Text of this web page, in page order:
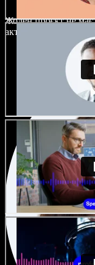
Жоден проєкт не має
акторів і акцентів